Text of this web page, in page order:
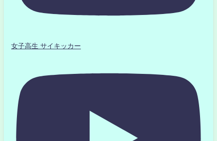
女子高生 サイキッカー